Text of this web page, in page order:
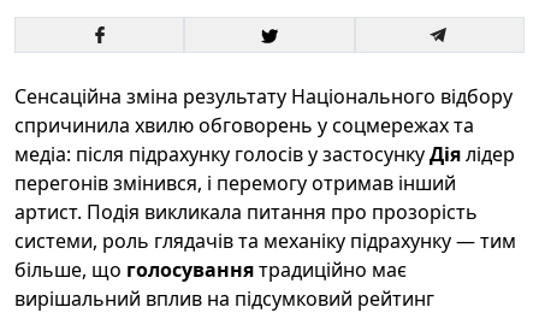
Сенсаційна зміна результату Національного відбору
спричинила хвилю обговорень у соцмережах та
медіа: після підрахунку голосів у застосункуДіялідер
перегонів змінився, і перемогу отримав інший
артист. Подія викликала питання про прозорість
системи, роль глядачів та механіку підрахунку — тим
більше, що голосуваннятрадиційно має
вирішальний вплив на підсумковий рейтинг